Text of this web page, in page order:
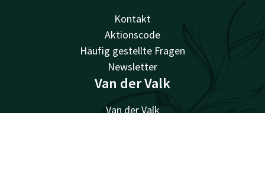
Kontakt
Aktionscode
Häufig gestellte Fragen
Newsletter
Van der Valk
Van der Valk